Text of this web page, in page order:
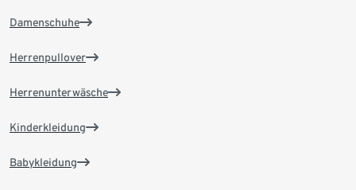
Damenschuhe
Herrenpullover
Herrenunterwäsche
Kinderkleidung
Babykleidung